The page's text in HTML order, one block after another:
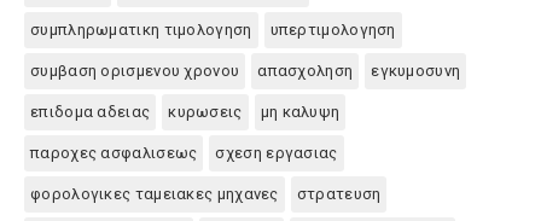
συμπληρωματικη τιμολογηση υπερτιμολογηση
συμβαση ορισμενου χρονου απασχοληση εγκυμοσυνη
επιδομα αδειας κυρωσεις μη καλυψη
παροχες ασφαλισεως σχεση εργασιας
φορολογικες ταμειακες μηχανες στρατευση